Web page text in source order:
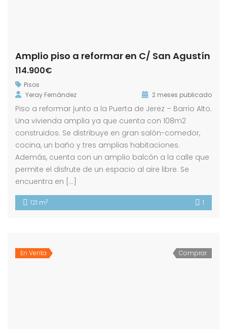
Amplio piso a reformar en C/ San Agustín
114.900€
Pisos
Yeray Fernández
2 meses publicado
Piso a reformar junto a la Puerta de Jerez – Barrio Alto.
Una vivienda amplia ya que cuenta con 108m2
construidos. Se distribuye en gran salón-comedor,
cocina, un baño y tres amplias habitaciones.
Además, cuenta con un amplio balcón a la calle que
permite el disfrute de un espacio al aire libre. Se
encuentra en […]
121 m2 1
En Venta Comprar